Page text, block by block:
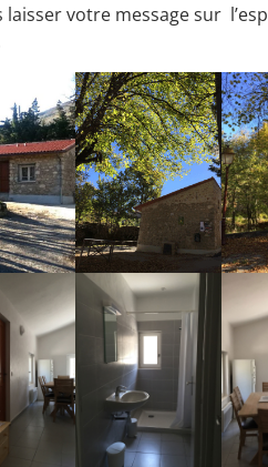
laisser votre message sur